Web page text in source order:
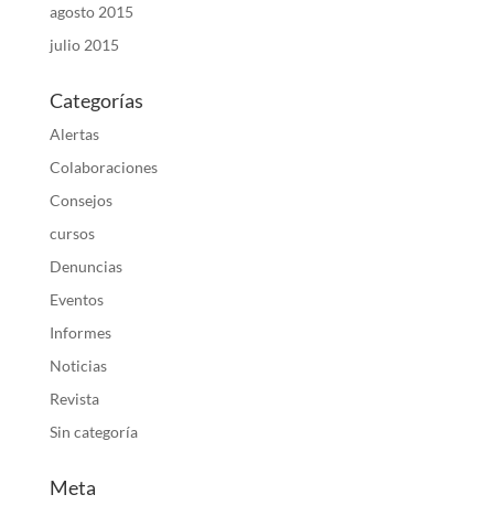
agosto 2015
julio 2015
Categorías
Alertas
Colaboraciones
Consejos
cursos
Denuncias
Eventos
Informes
Noticias
Revista
Sin categoría
Meta